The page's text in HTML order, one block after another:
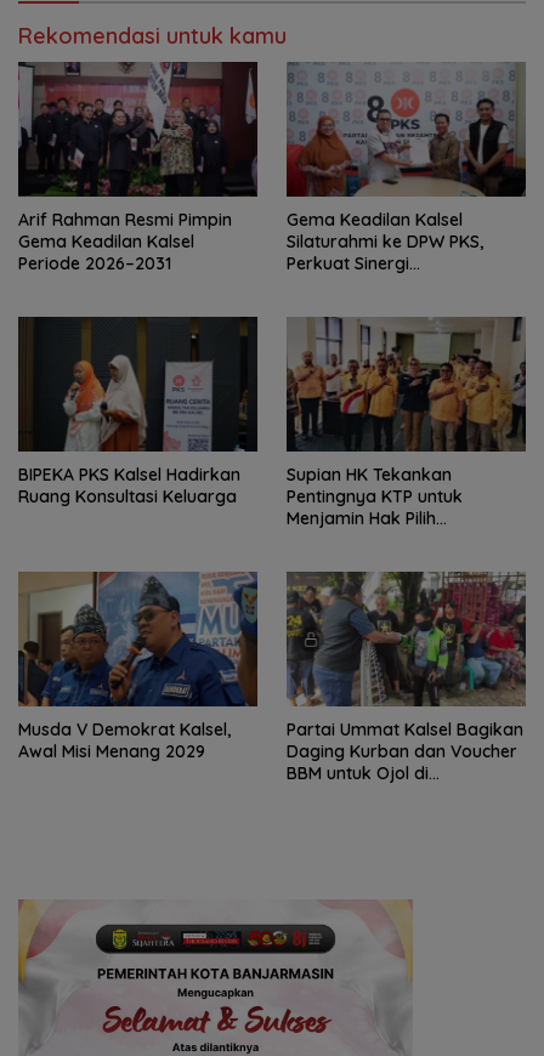
Rekomendasi untuk kamu
Arif Rahman Resmi Pimpin
Gema Keadilan Kalsel
Periode 2026–2031
‎Gema Keadilan Kalsel
Silaturahmi ke DPW PKS,
Perkuat Sinergi
‎BIPEKA PKS Kalsel Hadirkan
Ruang Konsultasi Keluarga ‎
Supian HK Tekankan
Pentingnya KTP untuk
Menjamin Hak Pilih
Musda V Demokrat Kalsel,
Awal Misi Menang 2029
Partai Ummat Kalsel Bagikan
Daging Kurban dan Voucher
BBM untuk Ojol di